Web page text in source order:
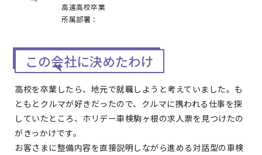
高遠高校卒業
所属部署：
この会社に決めたわけ
高校を卒業したら、地元で就職しようと考えていました。も
ともとクルマが好きだったので、クルマに携われる仕事を探
していたところ、ホリデー車検駒ヶ根の求人票を見つけたの
がきっかけです。
お客さまに整備内容を直接説明しながら進める対話型の車検